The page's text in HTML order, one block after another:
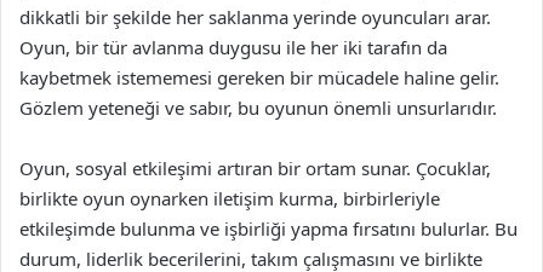
dikkatli bir şekilde her saklanma yerinde oyuncuları arar.
Oyun, bir tür avlanma duygusu ile her iki tarafın da
kaybetmek istememesi gereken bir mücadele haline gelir.
Gözlem yeteneği ve sabır, bu oyunun önemli unsurlarıdır.
Oyun, sosyal etkileşimi artıran bir ortam sunar. Çocuklar,
birlikte oyun oynarken iletişim kurma, birbirleriyle
etkileşimde bulunma ve işbirliği yapma fırsatını bulurlar. Bu
durum, liderlik becerilerini, takım çalışmasını ve birlikte